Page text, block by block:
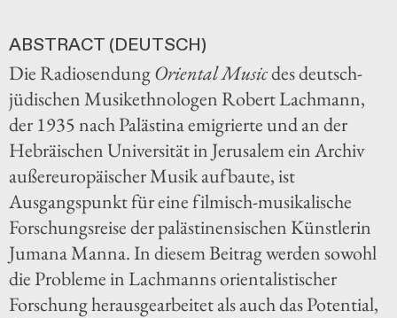
ABSTRACT (DEUTSCH)
Die RadiosendungOriental Musicdes deutsch-
jüdischen Musikethnologen Robert Lachmann,
der 1935 nach Palästina emigrierte und an der
Hebräischen Universität in Jerusalem ein Archiv
außereuropäischer Musik aufbaute, ist
Ausgangspunkt für eine filmisch-musikalische
Forschungsreise der palästinensischen Künstlerin
Jumana Manna. In diesem Beitrag werden sowohl
die Probleme in Lachmanns orientalistischer
Forschung herausgearbeitet als auch das Potential,